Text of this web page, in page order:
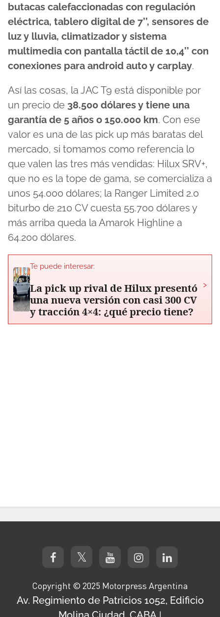
butacas calefaccionadas con regulación
eléctrica, tablero digital de 7’’, sensores de
luz y lluvia, climatizador y sistema
multimedia con pantalla táctil de 10,4’’ con
conexiones para android auto y carplay.
Así las cosas, la JAC T9 está disponible por
un precio de 38.500 dólares y tiene una
garantía de 5 años o 150.000 km. Con ese
valor es una de las pick up más baratas del
mercado, si tomamos como referencia lo
que valen las tres más vendidas: Hilux SRV+,
que no es la tope de gama, se comercializa a
unos 54.000 dólares; la Ranger Limited 2.0
biturbo de 210 CV cuesta 55.700 dólares y
más arriba queda la Amarok Highline a
64.200 dólares.
Te puede interesar:
La pick up rival de Hilux presentó
una nueva versión con casi 300 CV
y tracción 4×4: ¿qué precio tiene?
›
Copyright © 2025 Motorpress Argentina
Av. Regimiento de Patricios 1052, Edificio